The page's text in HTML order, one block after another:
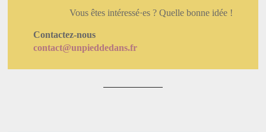
Vous êtes intéressé·es ? Quelle bonne idée !
Contactez-nous
contact@unpieddedans.fr